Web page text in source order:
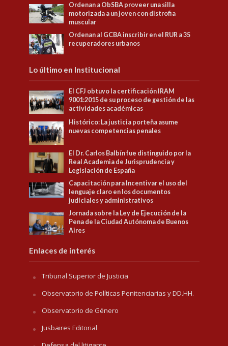
Ordenan a ObSBA proveer una silla
motorizada a un joven con distrofia
muscular
Ordenan al GCBA inscribir en el RUR a 35
recuperadores urbanos
Lo último en Institucional
El CFJ obtuvo la certificación IRAM
9001:2015 de su proceso de gestión de las
actividades académicas
Histórico: La justicia porteña asume
nuevas competencias penales
El Dr. Carlos Balbín fue distinguido por la
Real Academia de Jurisprudencia y
Legislación de España
Capacitación para Incentivar el uso del
lenguaje claro en los documentos
judiciales y administrativos
Jornada sobre la Ley de Ejecución de la
Pena de la Ciudad Autónoma de Buenos
Aires
Enlaces de interés
Tribunal Superior de Justicia
Observatorio de Políticas Penitenciarias y DD.HH.
Observatorio de Género
Jusbaires Editorial